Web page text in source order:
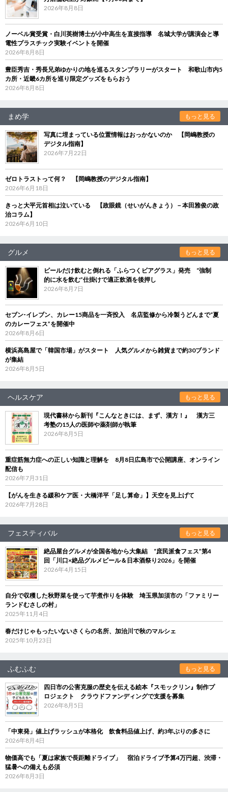
2026年8月8日
ノーベル賞受賞・白川英樹博士が小中高生を直接指導 名城大学が講演会と導
電性プラスチック実験イベントを開催
2026年8月8日
豊臣秀吉・秀長兄弟ゆかりの地を巡るスタンプラリーがスタート 和歌山市内5
カ所・近畿6カ所を巡り限定グッズをもらおう
2026年8月8日
まめ学 もっと見る
写真に埋まっている位置情報はおっかないのか 【岡嶋教授の
デジタル指南】
2026年7月22日
ゼロトラストって何？ 【岡嶋教授のデジタル指南】
2026年6月18日
きっと大平元首相は泣いている 【政眼鏡（せいがんきょう）－本田雅俊の政
治コラム】
2026年6月10日
グルメ もっと見る
ビールだけ飲むと倒れる「ふらつくビアグラス」発売 “強制
的に水を飲む”仕掛けで適正飲酒を後押し
2026年8月7日
セブン‐イレブン、カレー15商品を一斉投入 名店監修から冷製うどんまで“夏
のカレーフェス”を開催中
2026年8月6日
横浜高島屋で「韓国市場」がスタート 人気グルメから雑貨まで約30ブランド
が集結
2026年8月5日
ヘルスケア もっと見る
現代書林から新刊『こんなときには、まず、漢方！』 漢方三
考塾の15人の医師や薬剤師が執筆
2026年8月5日
重症筋無力症への正しい知識と理解を 8月8日広島市で公開講座、オンライン
配信も
2026年7月31日
【がんを生きる緩和ケア医・大橋洋平「足し算命」】天空を見上げて
2026年7月28日
フェスティバル もっと見る
絶品屋台グルメが全国各地から大集結 “庶民派食フェス”第4
回「川口×絶品グルメビール＆日本酒祭り2026」を開催
2026年4月15日
自分で収穫した秋野菜を使って芋煮作りを体験 埼玉県加須市の「ファミリー
ランドむさしの村」
2025年11月4日
春だけじゃもったいないさくらの名所、加治川で秋のマルシェ
2025年10月23日
ふむふむ もっと見る
四日市の公害克服の歴史を伝える絵本『スモックリン』制作プ
ロジェクト クラウドファンディングで支援を募集
2026年8月5日
「中東発」値上げラッシュが本格化 飲食料品値上げ、約3年ぶりの多さに
2026年8月4日
物価高でも「夏は家族で長距離ドライブ」 宿泊ドライブ予算4万円超、渋滞・
猛暑への備えも必須
2026年8月3日